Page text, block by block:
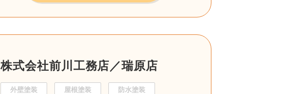
株式会社前川工務店／瑞原店
外壁塗装 屋根塗装 防水塗装